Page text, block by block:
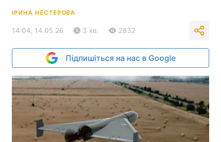
ІРИНА НЕСТЕРОВА
14:04, 14.05.26 3 хв. 2832
Підпишіться на нас в Google